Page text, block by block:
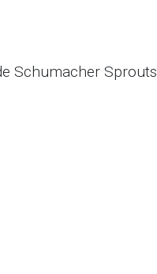
Schumacher Sprouts